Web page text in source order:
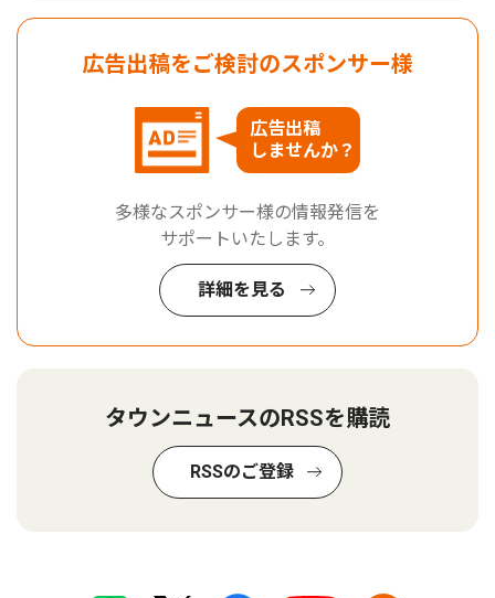
広告出稿をご検討のスポンサー様
広告出稿
しませんか？
多様なスポンサー様の情報発信を
サポートいたします。
詳細を見る
タウンニュースのRSSを購読
RSSのご登録